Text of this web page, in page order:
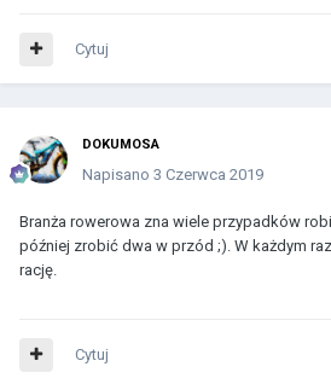
Cytuj
DOKUMOSA
Napisano 3 Czerwca 2019
Branża rowerowa zna wiele przypadków
później zrobić dwa w przód ;). W każdym
rację.
Cytuj